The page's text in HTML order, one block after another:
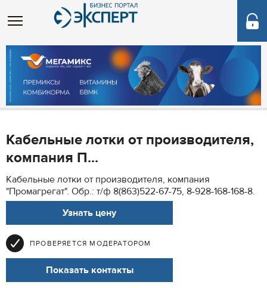
Кабельные лотки от производителя,
компания П...
Кабельные лотки от производителя, компания
"Промагрегат". Обр.: т/ф 8(863)522-67-75, 8-928-168-168-8.
Узнать цену
ПРОВЕРЯЕТСЯ МОДЕРАТОРОМ
Показать контакты